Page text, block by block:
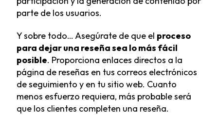
parte de los usuarios.
Y sobre todo… Asegúrate de que el proceso
para dejar una reseña sea lo más fácil
posible. Proporciona enlaces directos a la
página de reseñas en tus correos electrónicos
de seguimiento y en tu sitio web. Cuanto
menos esfuerzo requiera, más probable será
que los clientes completen una reseña.